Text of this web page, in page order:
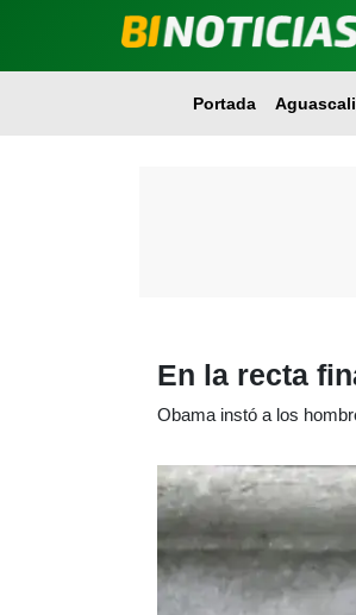
Portada
En la recta
Obama instó a los